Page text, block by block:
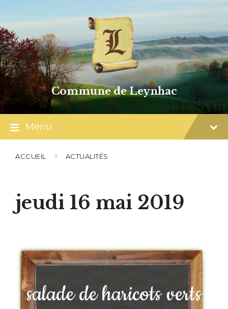
content
main
navigation
footer
Commune de Leynhac
Menu
ACCUEIL ACTUALITÉS
jeudi 16 mai 2019
salade de haricots verts